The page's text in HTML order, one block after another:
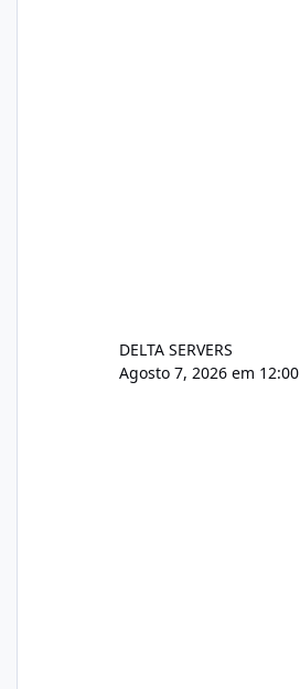
DELTA SERVERS
Agosto 7, 2026 em 12:00